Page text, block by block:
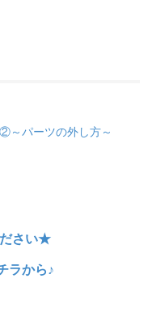
～パーツの外し方～
さい★
ラから♪